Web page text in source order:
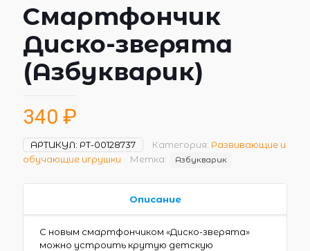
Смартфончик
Диско-зверята
(Азбукварик)
340 ₽
АРТИКУЛ: РТ-00128737 Категория: Развивающие и
обучающие игрушки
Метка: Азбукварик
Описание
С новым смартфончиком «Диско-зверята»
можно устроить крутую детскую